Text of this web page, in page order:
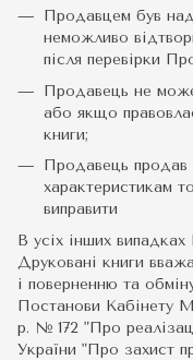
Продавцем був
неможливо
після перевірки
Продавець не
або якщо
книги;
Продавець продав
характеристикам
виправити
В усіх інших випадках
Друковані книги
і поверненню та
Постанови Кабінету
р. № 172 "Про
України "Про захист